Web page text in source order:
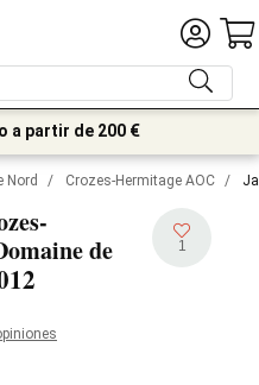
a partir de 200 €
Nord / Crozes-Hermitage AOC /
de
1